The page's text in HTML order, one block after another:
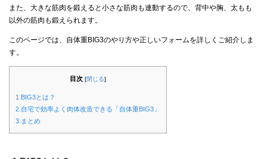
また、大きな筋肉を鍛えると小さな筋肉も連動するので、背中や胸、太もも
以外の筋肉も鍛えられます。
このページでは、自体重BIG3のやり方や正しいフォームを詳しくご紹介しま
す。
目次 [閉じる]
1.BIG3とは？
2.自宅で効率よく肉体改造できる「自体重BIG3」
3.まとめ